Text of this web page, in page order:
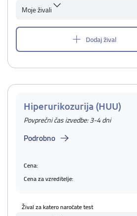
Moje živali
Dodaj žival
Hiperurikozurija (HUU)
Povprečni čas izvedbe: 3-4 dni
Podrobno
Cena:
Cena za vzreditelje:
Žival za katero naročate test